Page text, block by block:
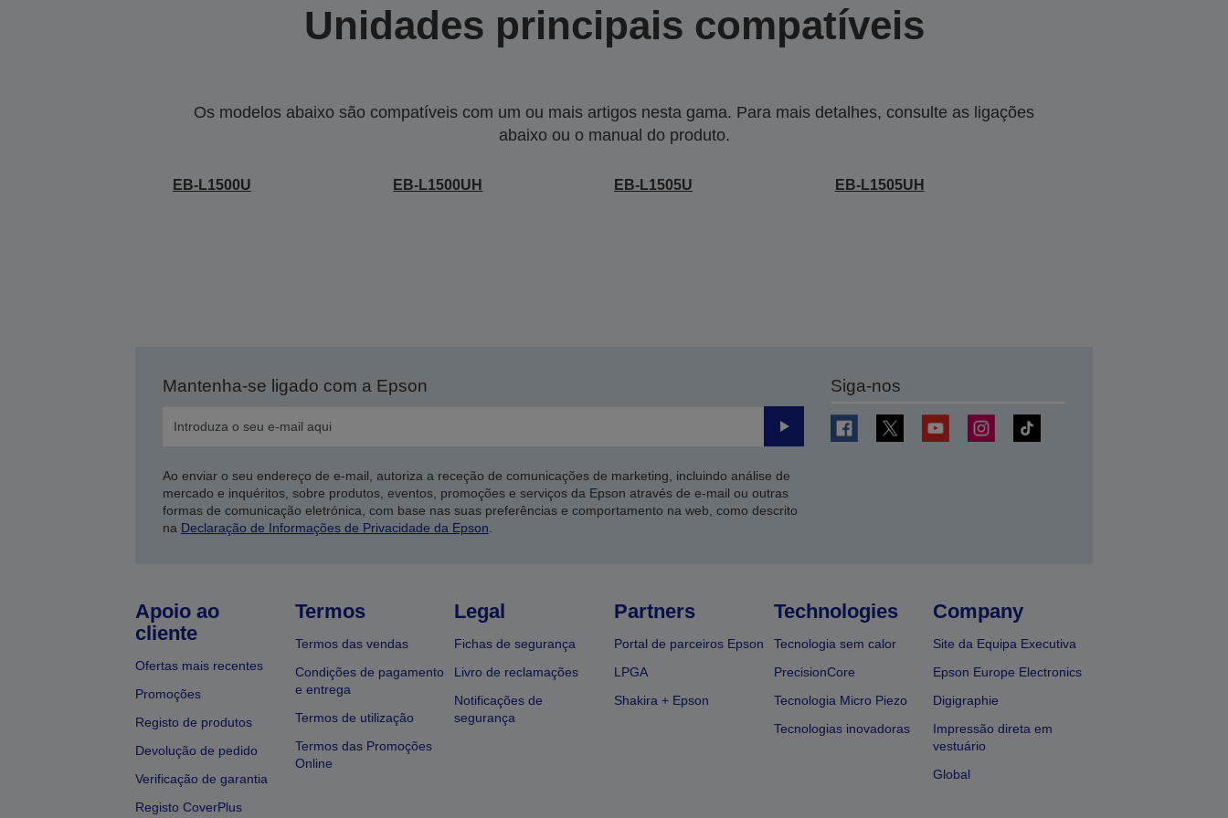
Unidades principais compatíveis
Os modelos abaixo são compatíveis com um ou mais artigos nesta gama. Para mais detalhes, consulte as ligações
abaixo ou o manual do produto.
EB-L1500U EB-L1500UH EB-L1505U EB-L1505UH
Mantenha-se ligado com a Epson
Enviar
Ao enviar o seu endereço de e-mail, autoriza a receção de comunicações de marketing, incluindo análise de
mercado e inquéritos, sobre produtos, eventos, promoções e serviços da Epson através de e-mail ou outras
formas de comunicação eletrónica, com base nas suas preferências e comportamento na web, como descrito
na Declaração de Informações de Privacidade da Epson
Siga-nos
Apoio ao
cliente
Ofertas mais recentes
Promoções
Registo de produtos
Devolução de pedido
Verificação de garantia
Registo CoverPlus
Termos
Termos das vendas
Condições de pagamento
e entrega
Termos de utilização
Termos das Promoções
Online
Legal
Fichas de segurança
Livro de reclamações
Notificações de
segurança
Partners
Portal de parceiros Epson
LPGA
Shakira + Epson
Technologies
Tecnologia sem calor
PrecisionCore
Tecnologia Micro Piezo
Tecnologias inovadoras
Company
Site da Equipa Executiva
Epson Europe Electronics
Digigraphie
Impressão direta em
vestuário
Global